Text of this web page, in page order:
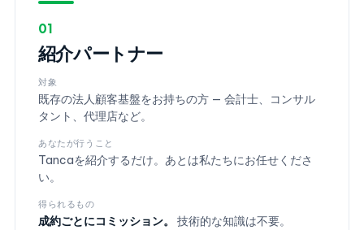
01
紹介パートナー
対象
既存の法人顧客基盤をお持ちの方 — 会計士、コンサル
タント、代理店など。
あなたが行うこと
Tancaを紹介するだけ。あとは私たちにお任せくださ
い。
得られるもの
成約ごとにコミッション。 技術的な知識は不要。